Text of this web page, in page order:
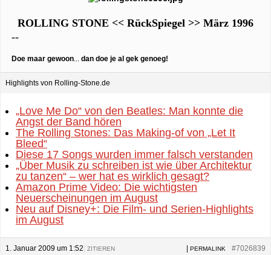
ROLLING STONE << RückSpiegel >> März 1996
--
Doe maar gewoon... dan doe je al gek genoeg!
Highlights von Rolling-Stone.de
„Love Me Do“ von den Beatles: Man konnte die
Angst der Band hören
The Rolling Stones: Das Making-of von „Let It
Bleed“
Diese 17 Songs wurden immer falsch verstanden
„Über Musik zu schreiben ist wie über Architektur
zu tanzen“ – wer hat es wirklich gesagt?
Amazon Prime Video: Die wichtigsten
Neuerscheinungen im August
Neu auf Disney+: Die Film- und Serien-Highlights
im August
1. Januar 2009 um 1:52 #7026839
PERMALINK
ZITIEREN